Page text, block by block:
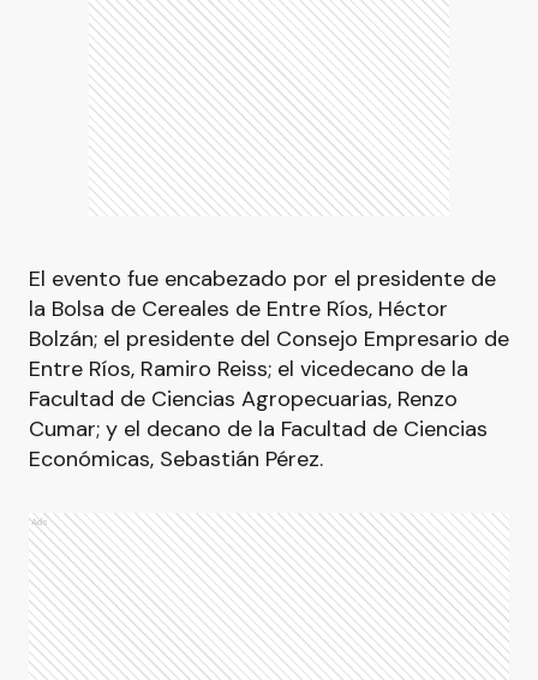
El evento fue encabezado por el presidente de
la Bolsa de Cereales de Entre Ríos, Héctor
Bolzán; el presidente del Consejo Empresario de
Entre Ríos, Ramiro Reiss; el vicedecano de la
Facultad de Ciencias Agropecuarias, Renzo
Cumar; y el decano de la Facultad de Ciencias
Económicas, Sebastián Pérez.
Ads